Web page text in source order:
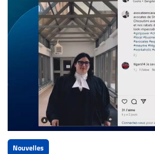
Nouvelles